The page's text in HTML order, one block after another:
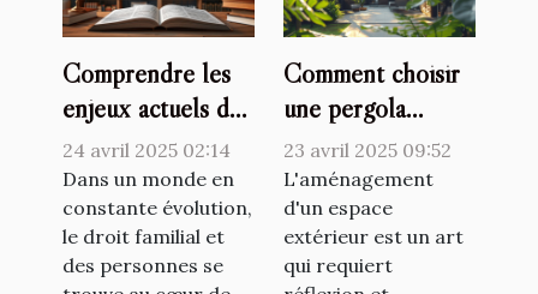
Comprendre les
enjeux actuels du
droit familial et
des personnes
24 avril 2025 02:14
Dans un monde en
constante évolution,
le droit familial et
des personnes se
Comment choisir
une pergola
bioclimatique pour
améliorer votre
espace extérieur
23 avril 2025 09:52
L'aménagement
d'un espace
extérieur est un art
qui requiert